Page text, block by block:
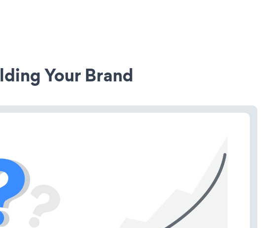
Your Brand